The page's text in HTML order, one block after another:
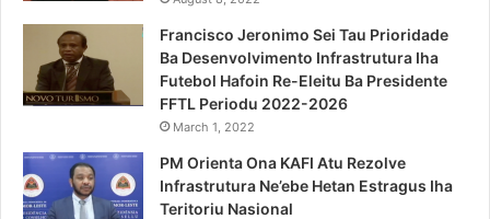
Francisco Jeronimo Sei Tau Prioridade
Ba Desenvolvimento Infrastrutura Iha
Futebol Hafoin Re-Eleitu Ba Presidente
FFTL Periodu 2022-2026
March 1, 2022
PM Orienta Ona KAFI Atu Rezolve
Infrastrutura Ne’ebe Hetan Estragus Iha
Teritoriu Nasional